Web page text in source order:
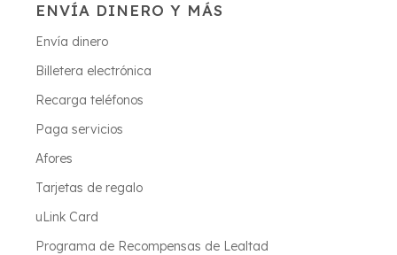
ENVÍA DINERO Y MÁS
Envía dinero
Billetera electrónica
Recarga teléfonos
Paga servicios
Afores
Tarjetas de regalo
uLink Card
Programa de Recompensas de Lealtad